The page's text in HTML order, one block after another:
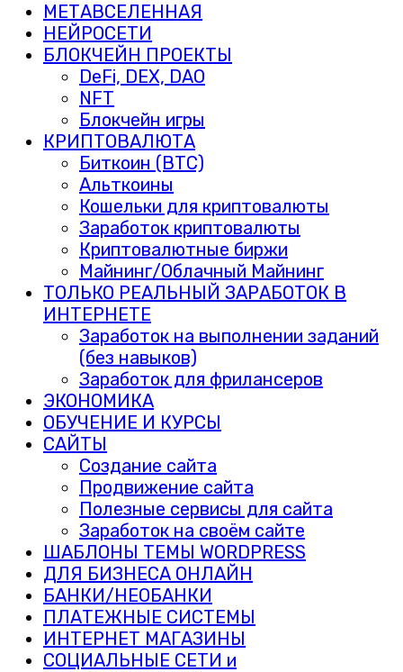
МЕТАВСЕЛЕННАЯ
НЕЙРОСЕТИ
БЛОКЧЕЙН ПРОЕКТЫ
DeFi, DEX, DAO
NFT
Блокчейн игры
КРИПТОВАЛЮТА
Биткоин (BTC)
Альткоины
Кошельки для криптовалюты
Заработок криптовалюты
Криптовалютные биржи
Майнинг/Облачный Майнинг
ТОЛЬКО РЕАЛЬНЫЙ ЗАРАБОТОК В
ИНТЕРНЕТЕ
Заработок на выполнении заданий
(без навыков)
Заработок для фрилансеров
ЭКОНОМИКА
ОБУЧЕНИЕ И КУРСЫ
САЙТЫ
Создание сайта
Продвижение сайта
Полезные сервисы для сайта
Заработок на своём сайте
ШАБЛОНЫ ТЕМЫ WORDPRESS
ДЛЯ БИЗНЕСА ОНЛАЙН
БАНКИ/НЕОБАНКИ
ПЛАТЕЖНЫЕ СИСТЕМЫ
ИНТЕРНЕТ МАГАЗИНЫ
СОЦИАЛЬНЫЕ СЕТИ и